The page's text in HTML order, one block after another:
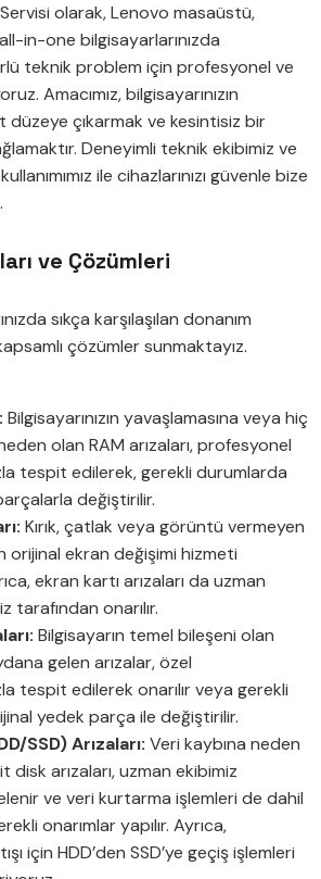
olarak, Lenovo masaüstü,
in-one bilgisayarlarınızda
teknik problem için profesyonel ve
Amacımız, bilgisayarınızın
düzeye çıkarmak ve kesintisiz bir
Deneyimli teknik ekibimiz ve
ile cihazlarınızı güvenle bize
ve Çözümleri
sıkça karşılaşılan donanım
çözümler sunmaktayız.
Bilgisayarınızın yavaşlamasına veya hiç
olan RAM arızaları, profesyonel
tespit edilerek, gerekli durumlarda
değiştirilir.
Kırık, çatlak veya görüntü vermeyen
orijinal ekran değişimi hizmeti
ekran kartı arızaları da uzman
tarafından onarılır.
Bilgisayarın temel bileşeni olan
gelen arızalar, özel
tespit edilerek onarılır veya gerekli
yedek parça ile değiştirilir.
SSD) Arızaları: Veri kaybına neden
disk arızaları, uzman ekibimiz
ve veri kurtarma işlemleri de dahil
onarımlar yapılır. Ayrıca,
için HDD’den SSD’ye geçiş işlemleri